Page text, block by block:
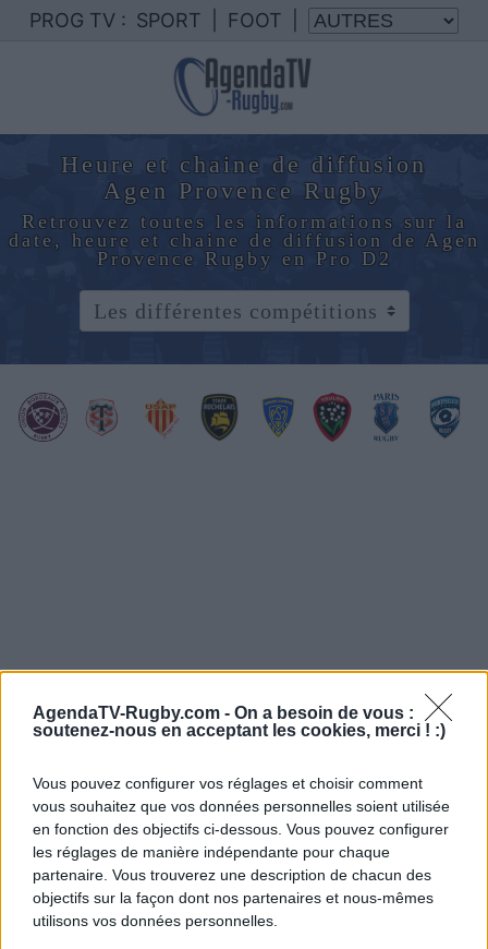
AgendaTV-Rugby.com - On a besoin de vous :
soutenez-nous en acceptant les cookies, merci ! :)
Vous pouvez configurer vos réglages et choisir comment
vous souhaitez que vos données personnelles soient utilisée
en fonction des objectifs ci-dessous. Vous pouvez configurer
les réglages de manière indépendante pour chaque
partenaire. Vous trouverez une description de chacun des
objectifs sur la façon dont nos partenaires et nous-mêmes
utilisons vos données personnelles.
PROG TV : SPORT FOOT
Heure et chaine de diffusion
Agen Provence Rugby
Retrouvez toutes les informations sur la
date, heure et chaine de diffusion de Agen
Provence Rugby en Pro D2